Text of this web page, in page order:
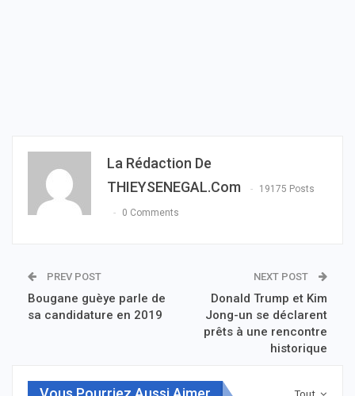
La Rédaction De
THIEYSENEGAL.com
19175 Posts
0 Comments
PREV POST
Bougane guèye parle de
sa candidature en 2019
NEXT POST
Donald Trump et Kim
Jong-un se déclarent
prêts à une rencontre
historique